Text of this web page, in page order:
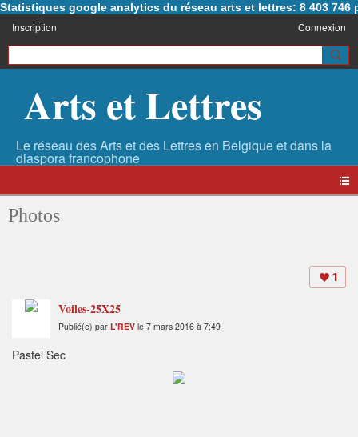
Statistiques google analytics du réseau arts et lettres: 8 403 746
Inscription Connexion
Arts et Lettres
Photos
1
Voiles-25X25
Publié(e) par L'REV le 7 mars 2016 à 7:49
Pastel Sec